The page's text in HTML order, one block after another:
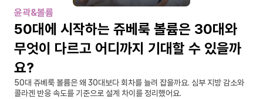
윤곽&볼륨
50대에 시작하는 쥬베룩 볼륨은 30대와
무엇이 다르고 어디까지 기대할 수 있을까
요?
50대 쥬베룩 볼륨은 왜 30대보다 회차를 늘려 잡을까요. 심부 지방 감소와
콜라겐 반응 속도를 기준으로 설계 차이를 정리했어요.